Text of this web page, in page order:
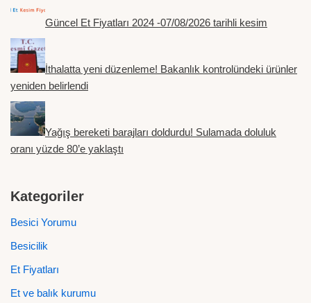
Güncel Et Fiyatları 2024 -07/08/2026 tarihli kesim
İthalatta yeni düzenleme! Bakanlık kontrolündeki ürünler
yeniden belirlendi
Yağış bereketi barajları doldurdu! Sulamada doluluk
oranı yüzde 80’e yaklaştı
Kategoriler
Besici Yorumu
Besicilik
Et Fiyatları
Et ve balık kurumu